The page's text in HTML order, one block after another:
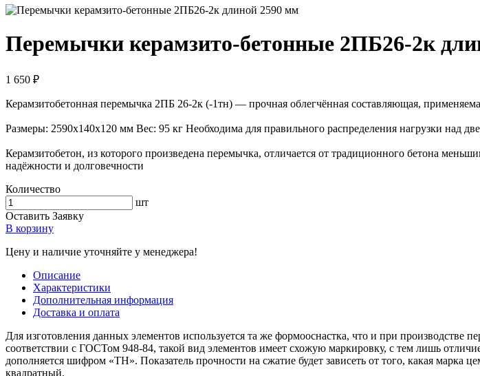
Перемычки керамзито-бетонные 2ПБ26-2к
1 650 ₽
Керамзитобетонная перемычка 2ПБ 26-2к (-1тн) — прочная облегчённая составляющая,
Размеры: 2590х140х120 мм Вес: 95 кг Необходима для правильного распределения нагрузки над
Керамзитобетон, из которого произведена перемычка, отличается от традиционного бетона
надёжности и долговечности
Количество
шт
Оставить Заявку
В корзину
Цену и наличие уточняйте у менеджера!
Описание
Характеристики
Дополнительная информация
Доставка и оплата
Для изготовления данных элементов используется та же формооснастка, что и при
соответствии с ГОСТом 948-84, такой вид элементов имеет схожую маркировку, с тем лишь
дополняется шифром «ТН». Показатель прочности на сжатие будет зависеть от того, какая марка
квадратный.